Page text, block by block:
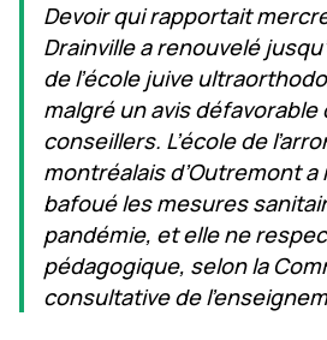
Devoir qui rapportait
Drainville a renouvelé
de l’école juive
malgré un avis
conseillers. L’école de
montréalais d’Outremont
bafoué les mesures
pandémie, et elle ne
pédagogique, selon la
consultative de